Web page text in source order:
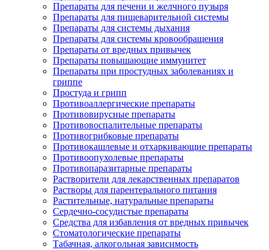
Препараты для печени и желчного пузыря
Препараты для пищеварительной системы
Препараты для системы дыхания
Препараты для системы кровообращения
Препараты от вредных привычек
Препараты повышающие иммунитет
Препараты при простудных заболеваниях и
гриппе
Простуда и грипп
Противоаллергические препараты
Противовирусные препараты
Противовоспалительные препараты
Противогрибковые препараты
Противокашлевые и отхаркивающие препараты
Противоопухолевые препараты
Противопаразитарные препараты
Растворители для лекарственных препаратов
Растворы для парентерального питания
Растительные, натуральные препараты
Сердечно-сосудистые препараты
Средства для избавления от вредных привычек
Стоматологические препараты
Табачная, алкогольная зависимость